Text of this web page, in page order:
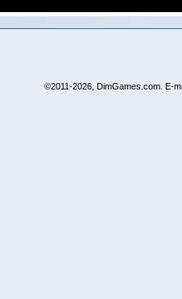
©2011-2026, DimGames.com. E-